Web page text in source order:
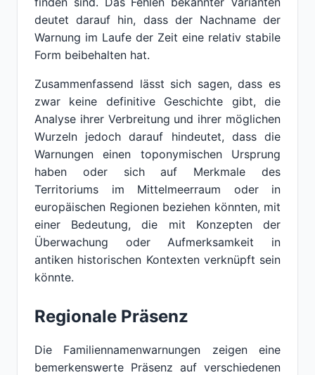
deutet darauf hin, dass der Nachname der
Warnung im Laufe der Zeit eine relativ stabile
Form beibehalten hat.
Zusammenfassend lässt sich sagen, dass es
zwar keine definitive Geschichte gibt, die
Analyse ihrer Verbreitung und ihrer möglichen
Wurzeln jedoch darauf hindeutet, dass die
Warnungen einen toponymischen Ursprung
haben oder sich auf Merkmale des
Territoriums im Mittelmeerraum oder in
europäischen Regionen beziehen könnten, mit
einer Bedeutung, die mit Konzepten der
Überwachung oder Aufmerksamkeit in
antiken historischen Kontexten verknüpft sein
könnte.
Regionale Präsenz
Die Familiennamenwarnungen zeigen eine
bemerkenswerte Präsenz auf verschiedenen